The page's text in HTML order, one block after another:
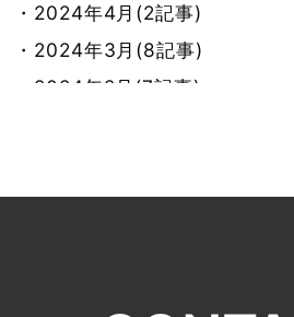
・2024年4月(2記事)
・2024年3月(8記事)
・2024年2月(7記事)
・2023年11月(7記事)
・2023年8月(8記事)